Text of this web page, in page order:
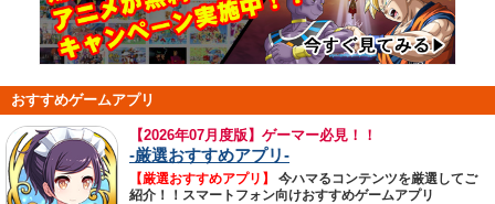
おすすめゲームアプリ
【2026年07月度版】ゲーマー必見！！
-厳選おすすめアプリ-
【厳選おすすめアプリ】
今ハマるコンテンツを厳選してご
紹介！！スマートフォン向けおすすめゲームアプリ